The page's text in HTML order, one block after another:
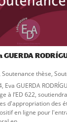
Soutenance thèse,
Eva GUERDA
à l’ED 622,
d'appropriation des
en ligne pour